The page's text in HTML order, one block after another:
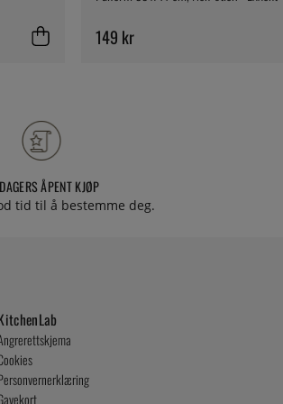
149 kr
ÅPENT KJØP
tid til å bestemme deg.